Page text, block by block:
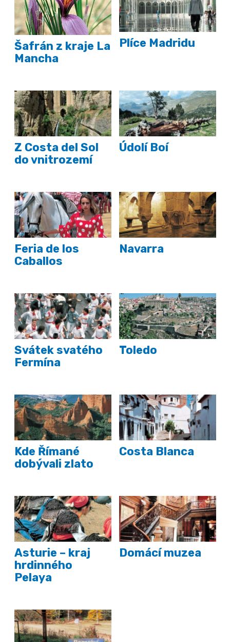
Šafrán z kraje La
Mancha
Plíce Madridu
Z Costa del Sol
do vnitrozemí
Údolí Boí
Feria de los
Caballos
Navarra
Svátek svatého
Fermína
Toledo
Kde Římané
dobývali zlato
Costa Blanca
Asturie – kraj
hrdinného
Pelaya
Domácí muzea